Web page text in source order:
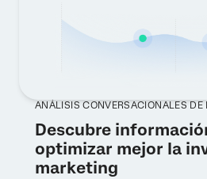
ANÁLISIS CONVERSACIONALES DE
Descubre
optimizar mejor la
marketing